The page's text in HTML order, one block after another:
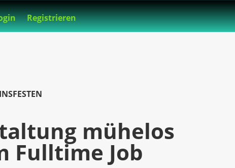
Registrieren
mühelos
Fulltime Job